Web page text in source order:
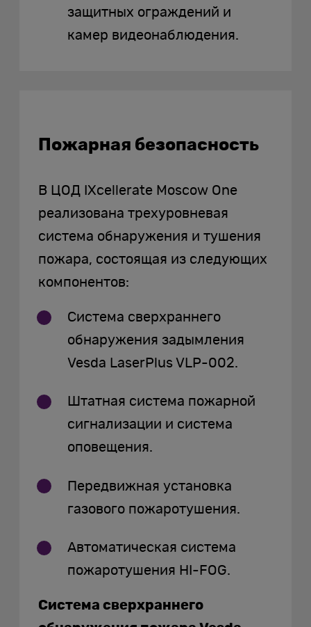
защитных ограждений и
камер видеонаблюдения.
Пожарная безопасность
В ЦОД IXcellerate Moscow One
реализована трехуровневая
система обнаружения и тушения
пожара, состоящая из следующих
компонентов:
Система сверхраннего
обнаружения задымления
Vesda LaserPlus VLP-002.
Штатная система пожарной
сигнализации и система
оповещения.
Передвижная установка
газового пожаротушения.
Автоматическая система
пожаротушения HI-FOG.
Система сверхраннего